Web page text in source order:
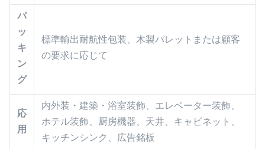
パ
ッ
キ
ン
グ
標準輸出耐航性包装、木製パレットまたは顧客
の要求に応じて
応
用
内外装・建築・浴室装飾、エレベーター装飾、
ホテル装飾、厨房機器、天井、キャビネット、
キッチンシンク、広告銘板